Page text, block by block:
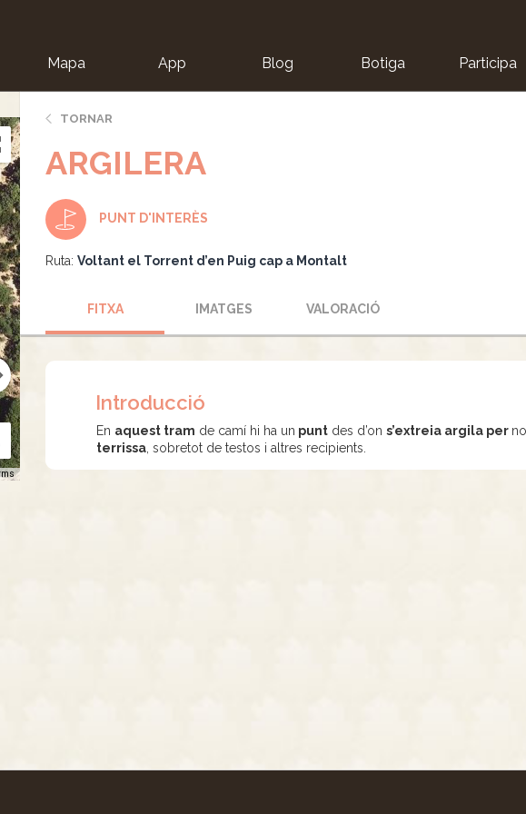
Mapa App Blog Botiga Participa
TORNAR
ARGILERA
PUNT D'INTERÈS
Ruta: Voltant el Torrent d’en Puig cap a Montalt
FITXA IMATGES VALORACIÓ
Introducció
En aquest tram de camí hi ha un punt des d’ons’extreia argila per
terrissa , sobretot de testos i altres recipients.